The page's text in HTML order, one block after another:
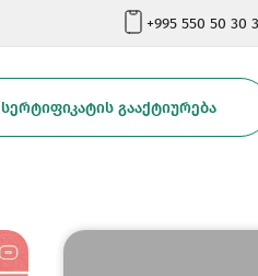
+995 550 50 30
ᲡᲔᲠᲢᲘᲤᲘᲙᲐᲢᲘᲡ ᲒᲐᲐᲥᲢᲘᲣᲠᲔᲑᲐ